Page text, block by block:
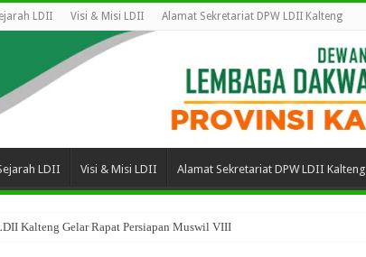
LDII Visi & Misi LDII Alamat Sekretariat DPW LDII Kalteng
LDII Visi & Misi LDII Alamat Sekretariat DPW LDII Kalteng
Kalteng Gelar Rapat Persiapan Muswil VIII